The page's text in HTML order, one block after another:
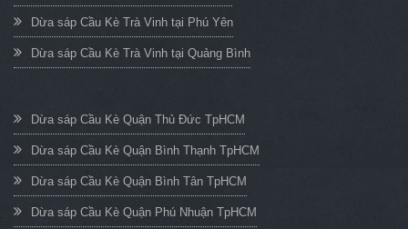
Dừa sáp Cầu Kè Trà Vinh tại Phú Yên
Dừa sáp Cầu Kè Trà Vinh tại Quảng Bình
Dừa sáp Cầu Kè Quận Thủ Đức TpHCM
Dừa sáp Cầu Kè Quận Bình Thạnh TpHCM
Dừa sáp Cầu Kè Quận Bình Tân TpHCM
Dừa sáp Cầu Kè Quận Phú Nhuận TpHCM